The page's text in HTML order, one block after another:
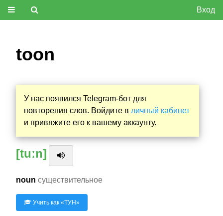
Вход
toon
У нас появился Telegram-бот для
повторения слов. Войдите в личный кабинет
и привяжите его к вашему аккаунту.
[tuːn]
noun существительное
Учить как «ТУН»